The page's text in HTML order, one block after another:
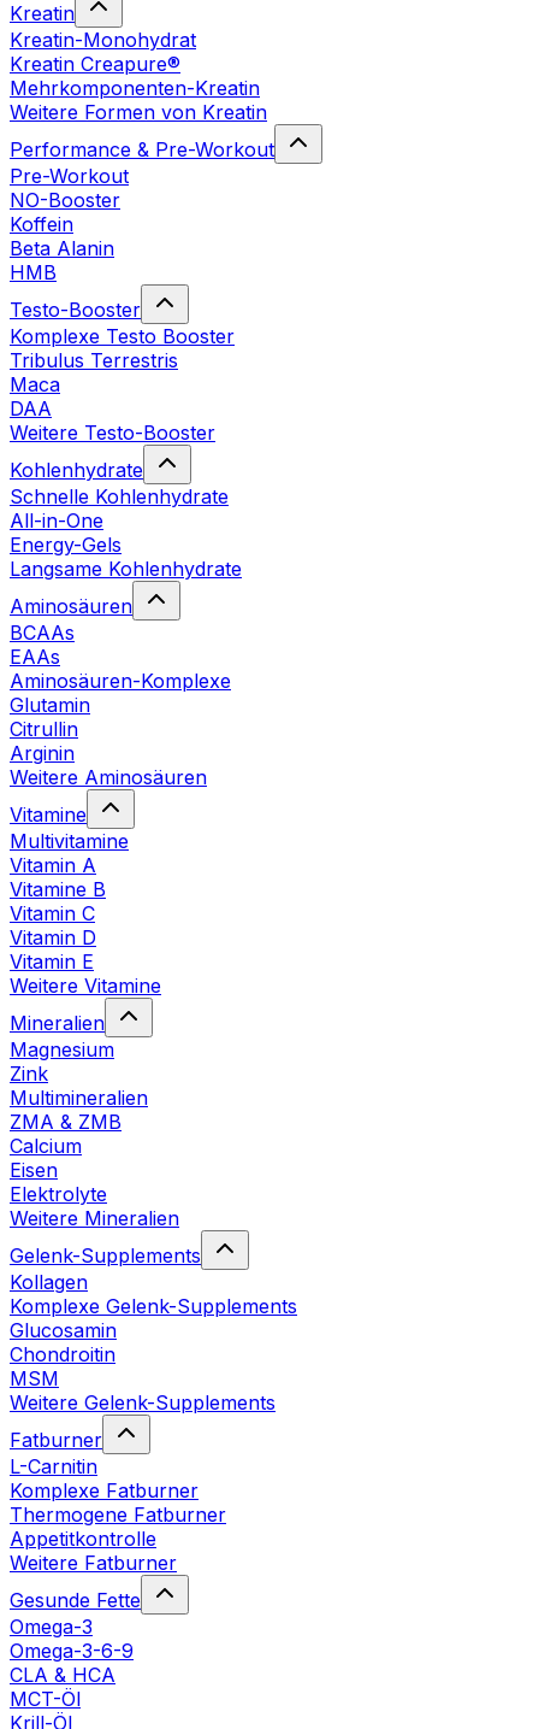
Kreatin
Kreatin-Monohydrat
Kreatin Creapure®
Mehrkomponenten-Kreatin
Weitere Formen von Kreatin
Performance & Pre-Workout
Pre-Workout
NO-Booster
Koffein
Beta Alanin
HMB
Testo-Booster
Komplexe Testo Booster
Tribulus Terrestris
Maca
DAA
Weitere Testo-Booster
Kohlenhydrate
Schnelle Kohlenhydrate
All-in-One
Energy-Gels
Langsame Kohlenhydrate
Aminosäuren
BCAAs
EAAs
Aminosäuren-Komplexe
Glutamin
Citrullin
Arginin
Weitere Aminosäuren
Vitamine
Multivitamine
Vitamin A
Vitamine B
Vitamin C
Vitamin D
Vitamin E
Weitere Vitamine
Mineralien
Magnesium
Zink
Multimineralien
ZMA & ZMB
Calcium
Eisen
Elektrolyte
Weitere Mineralien
Gelenk-Supplements
Kollagen
Komplexe Gelenk-Supplements
Glucosamin
Chondroitin
MSM
Weitere Gelenk-Supplements
Fatburner
L-Carnitin
Komplexe Fatburner
Thermogene Fatburner
Appetitkontrolle
Weitere Fatburner
Gesunde Fette
Omega-3
Omega-3-6-9
CLA & HCA
MCT-Öl
Krill-Öl